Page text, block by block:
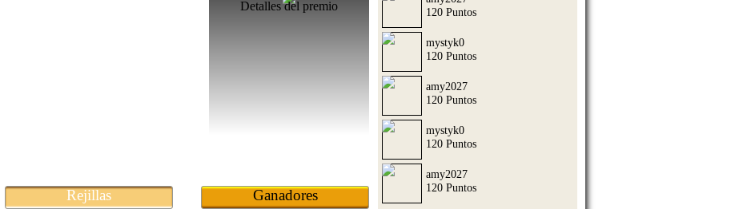
Detalles del premio
Rejillas Ganadores
120 Puntos
mystyk0
120 Puntos
amy2027
120 Puntos
mystyk0
120 Puntos
amy2027
120 Puntos